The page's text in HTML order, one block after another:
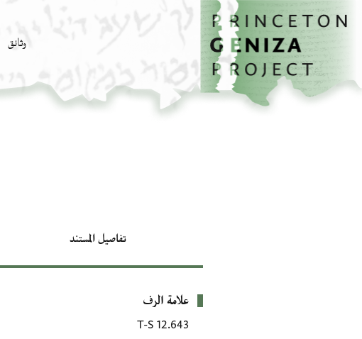
تخطي إلى المحتوى الرئيسي
الصفحة الرئيسية
وثائق
تفاصيل المستند
بيانات التعريف
علامة الرف
T-S 12.643